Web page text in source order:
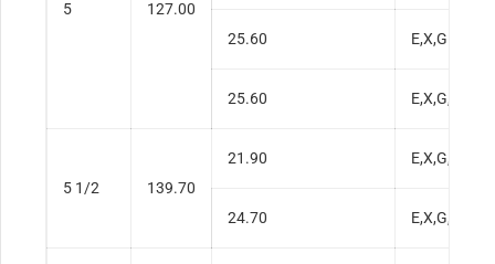
5 127.00
25.60 E,X,G
25.60 E,X,G,S
5 1/2 139.70
21.90 E,X,G,S
24.70 E,X,G,S